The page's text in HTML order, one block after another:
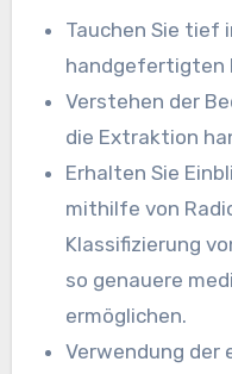
Tauchen Sie tief
handgefertigten
Verstehen der
die Extraktion
Erhalten Sie
mithilfe von
Klassifizierung
so genauere
ermöglichen.
Verwendung der